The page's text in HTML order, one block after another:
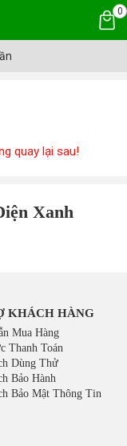
0
quay lại sau!
Xanh
KHÁCH HÀNG
Mua Hàng
Thanh Toán
Dùng Thử
Bảo Hành
Bảo Mật Thông Tin